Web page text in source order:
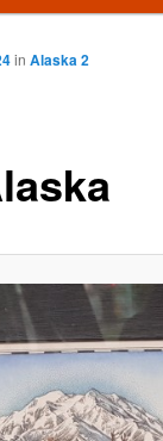
in Alaska 2